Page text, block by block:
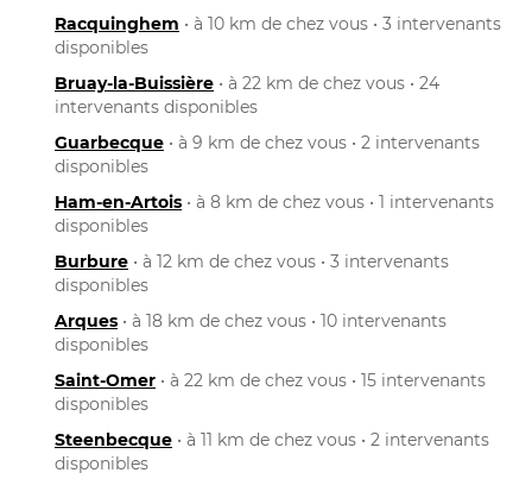
Racquinghem • à 10 km de chez vous • 3 intervenants
disponibles
Bruay-la-Buissière • à 22 km de chez vous • 24
intervenants disponibles
Guarbecque • à 9 km de chez vous • 2 intervenants
disponibles
Ham-en-Artois • à 8 km de chez vous • 1 intervenants
disponibles
Burbure • à 12 km de chez vous • 3 intervenants
disponibles
Arques • à 18 km de chez vous • 10 intervenants
disponibles
Saint-Omer • à 22 km de chez vous • 15 intervenants
disponibles
Steenbecque • à 11 km de chez vous • 2 intervenants
disponibles